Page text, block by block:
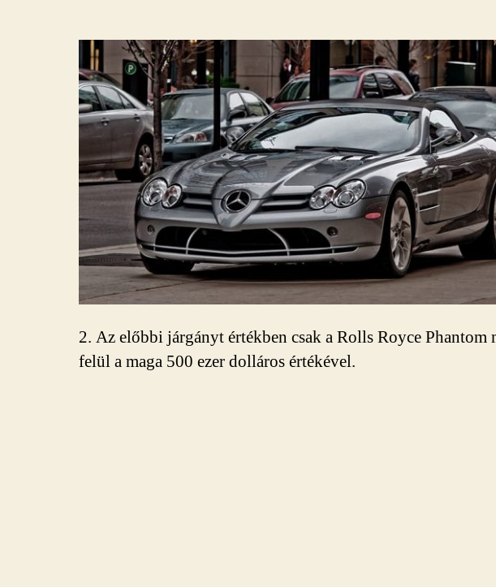
2. Az előbbi járgányt értékben csak a Rolls Royce Phantom
felül a maga 500 ezer dolláros értékével.